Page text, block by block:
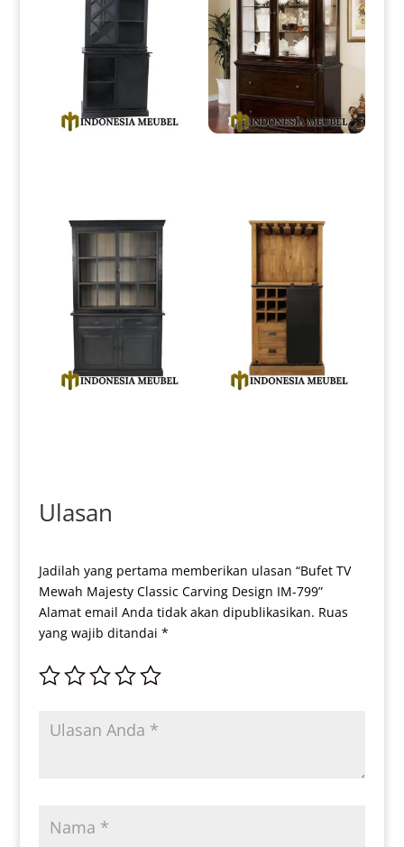
Ulasan
Jadilah yang pertama memberikan ulasan “Bufet TV
Mewah Majesty Classic Carving Design IM-799”
Alamat email Anda tidak akan dipublikasikan. Ruas
yang wajib ditandai *